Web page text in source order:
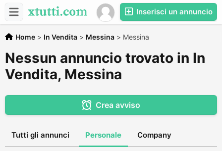
Inserisci un annuncio
Home > In Vendita > Messina > Messina
Nessun annuncio trovato in In
Vendita, Messina
Crea avviso
Tutti gli annunci Personale Company